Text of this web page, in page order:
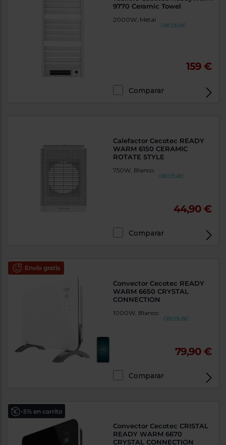
9770 Ceramic Towel
2000W, Metal
159 €
Comparar
Calefactor Cecotec READY
WARM 6150 CERAMIC
ROTATE STYLE
750W, Blanco
44,90 €
Comparar
Envío gratis
Convector Cecotec READY
WARM 6650 CRYSTAL
CONNECTION
1000W, Blanco
79,90 €
Comparar
-5% en carrito
Convector Cecotec CRISTAL
READY WARM 6670
CRYSTAL CONNECTION